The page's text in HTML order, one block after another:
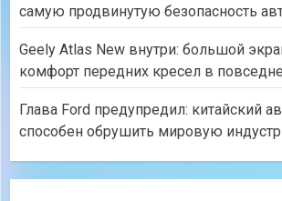
самую продвинутую безопасность
Geely Atlas New внутри: большой
комфорт передних кресел в
Глава Ford предупредил: китайский
способен обрушить мировую